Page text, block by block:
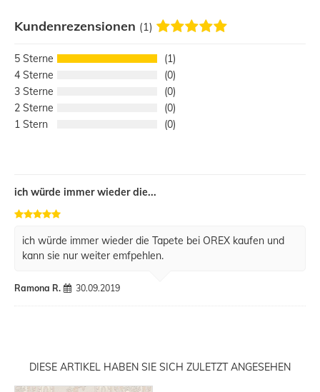
Kundenrezensionen (1)
5
1
4
0
3
0
2
0
1
0
ich würde immer wieder die...
ich würde immer wieder die Tapete bei OREX kaufen und
kann sie nur weiter emfpehlen.
Ramona R. 30.09.2019
DIESE ARTIKEL HABEN SIE SICH ZULETZT ANGESEHEN